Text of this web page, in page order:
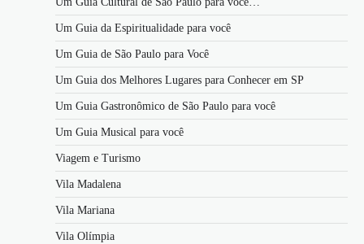
Um Guia da Espiritualidade para você
Um Guia de São Paulo para Você
Um Guia dos Melhores Lugares para Conhecer em SP
Um Guia Gastronômico de São Paulo para você
Um Guia Musical para você
Viagem e Turismo
Vila Madalena
Vila Mariana
Vila Olímpia